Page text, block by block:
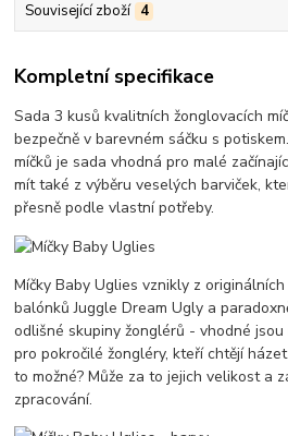
Související zboží 4
Kompletní specifikace
Sada 3 kusů kvalitních žonglovacích
bezpečně v barevném sáčku s
míčků je sada vhodná pro malé
mít také z výběru veselých barviček,
přesně podle vlastní potřeby.
Míčky Baby Uglies vznikly z
balónků Juggle Dream Ugly a
odlišné skupiny žonglérů - vhodné
pro pokročilé žongléry, kteří chtějí
to možné? Může za to jejich velikost a
zpracování.